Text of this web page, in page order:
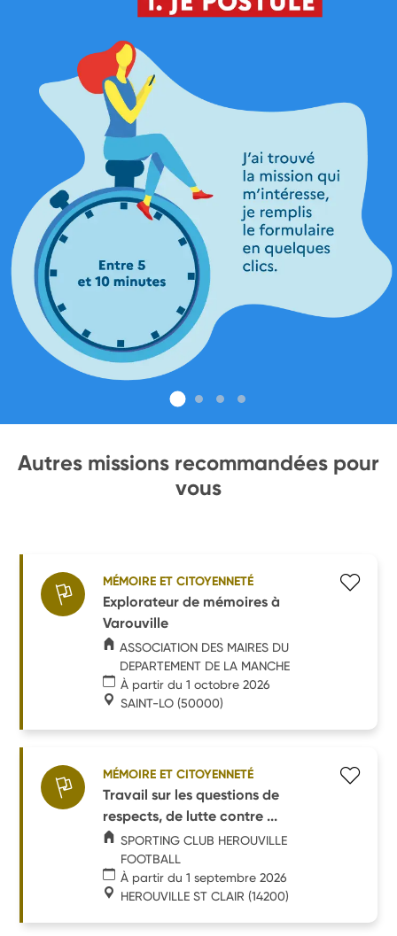
Autres missions recommandées pour
vous
MÉMOIRE ET CITOYENNETÉ
Explorateur de mémoires à
Varouville
ASSOCIATION DES MAIRES DU
DEPARTEMENT DE LA MANCHE
À partir du 1 octobre 2026
SAINT-LO (50000)
MÉMOIRE ET CITOYENNETÉ
Travail sur les questions de
respects, de lutte contre ...
SPORTING CLUB HEROUVILLE
FOOTBALL
À partir du 1 septembre 2026
HEROUVILLE ST CLAIR (14200)